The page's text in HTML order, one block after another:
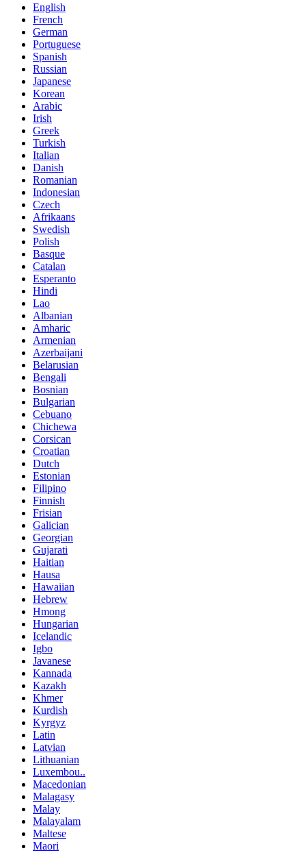
English
French
German
Portuguese
Spanish
Russian
Japanese
Korean
Arabic
Irish
Greek
Turkish
Italian
Danish
Romanian
Indonesian
Czech
Afrikaans
Swedish
Polish
Basque
Catalan
Esperanto
Hindi
Lao
Albanian
Amharic
Armenian
Azerbaijani
Belarusian
Bengali
Bosnian
Bulgarian
Cebuano
Chichewa
Corsican
Croatian
Dutch
Estonian
Filipino
Finnish
Frisian
Galician
Georgian
Gujarati
Haitian
Hausa
Hawaiian
Hebrew
Hmong
Hungarian
Icelandic
Igbo
Javanese
Kannada
Kazakh
Khmer
Kurdish
Kyrgyz
Latin
Latvian
Lithuanian
Luxembou..
Macedonian
Malagasy
Malay
Malayalam
Maltese
Maori